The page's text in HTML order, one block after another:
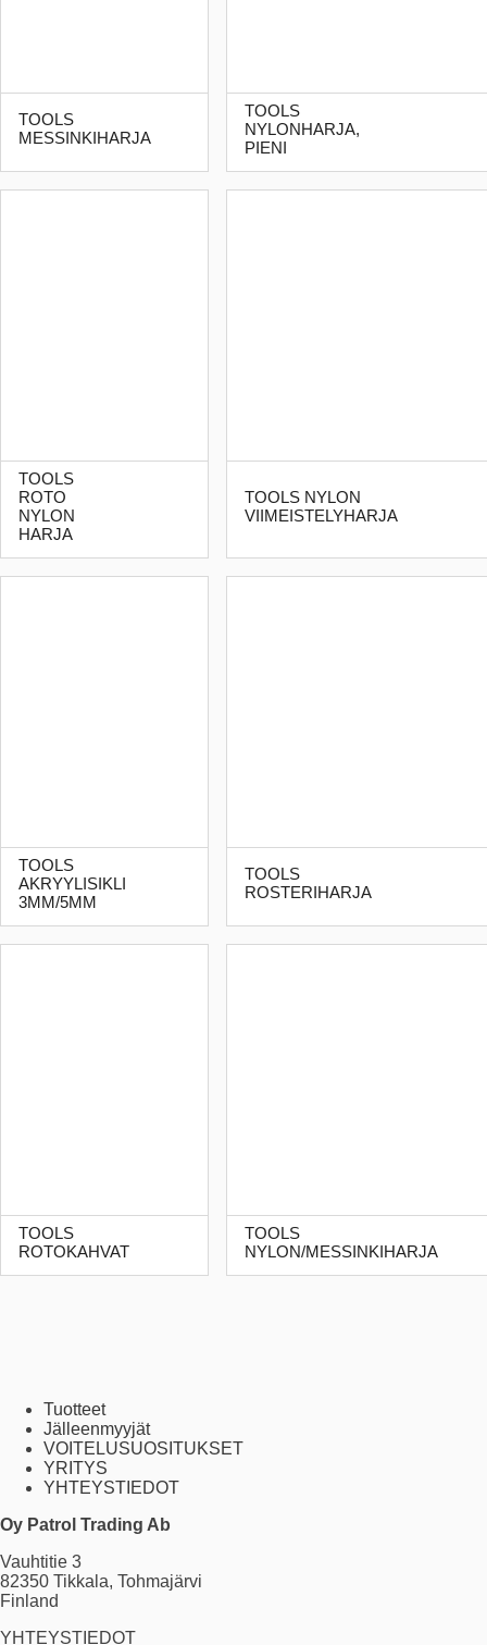
TOOLS
MESSINKIHARJA
TOOLS
NYLONHARJA,
PIENI
TOOLS
ROTO
NYLON
HARJA
TOOLS NYLON
VIIMEISTELYHARJA
TOOLS
AKRYYLISIKLI
3MM/5MM
TOOLS
ROSTERIHARJA
TOOLS
ROTOKAHVAT
TOOLS
NYLON/MESSINKIHARJA
Tuotteet
Jälleenmyyjät
VOITELUSUOSITUKSET
YRITYS
YHTEYSTIEDOT
Oy Patrol Trading Ab
Vauhtitie 3
82350 Tikkala, Tohmajärvi
Finland
YHTEYSTIEDOT